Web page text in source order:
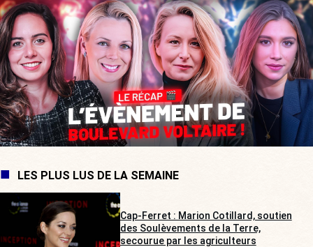
LES PLUS LUS DE LA SEMAINE
Cap-Ferret : Marion Cotillard, soutien
des Soulèvements de la Terre,
secourue par les agriculteurs